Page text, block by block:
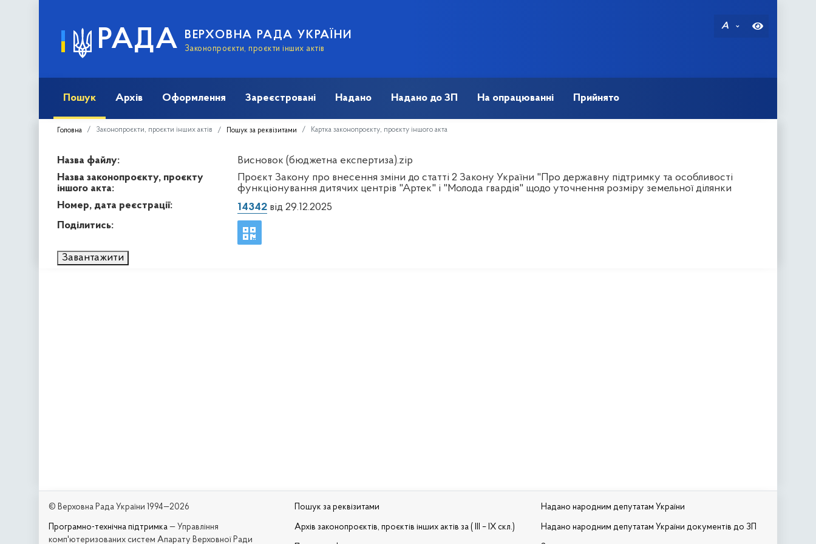
РАДА ВЕРХОВНА РАДА УКРАЇНИ
Законопроєкти, проєкти інших актів
A
Пошук Архів Оформлення Зареєстровані Надано Надано до ЗП На опрацюванні Прийнято
Головна Законопроєкти, проєкти інших актів Пошук за реквізитами Картка законопроєкту, проєкту іншого акта
Назва файлу:
Висновок (бюджетна експертиза).zip
Назва законопроєкту, проєкту
іншого акта:
Проєкт Закону про внесення зміни до статті 2 Закону України "Про державну підтримку та особливості
функціонування дитячих центрів "Артек" і "Молода гвардія" щодо уточнення розміру земельної ділянки
Номер, дата реєстрації:
14342від 29.12.2025
Поділитись:
Завантажити
© Верховна Рада України 1994—2026
Програмно-технічна підтримка — Управління
комп'ютеризованих систем Апарату Верховної Ради
Пошук за реквізитами
Архів законопроєктів, проєктів інших актів за ( III – IX скл.)
Надано народним депутатам України
Надано народним депутатам України документів до ЗП